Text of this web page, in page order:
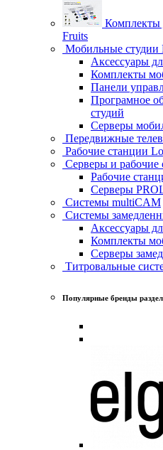
Комплекты
Fruits
Мобильные студии
Аксессуары
Комплекты
Панели
Програмное
студий
Серверы
Передвижные
Рабочие станции
Серверы и рабочие
Рабочие
Серверы
Системы multiCAM
Системы
Аксессуары
Комплекты
Серверы
Титровальные
Популярные бренды